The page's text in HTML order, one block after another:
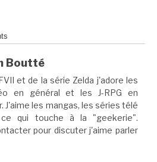
Boutté
et de la série Zelda j'adore les
en général et les J-RPG en
J'aime les mangas, les séries télé
qui touche à la "geekerie".
pour discuter j'aime parler